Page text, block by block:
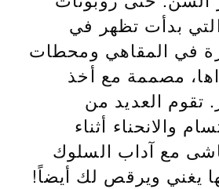
بدأت تظهر في
في المقاهي ومحطات
مصممة مع أخذ
تقوم العديد من
والانحناء أثناء
مع آداب السلوك
يغني ويرقص لك أيضاً!